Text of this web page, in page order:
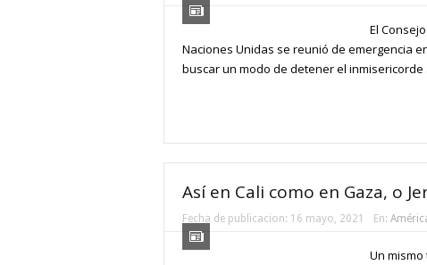
El
Naciones Unidas se reunió de emergencia
buscar un modo de detener el
Así en Cali como en Gaza, o
Fecha de publicacion: 16 mayo, 2021 En:
Un